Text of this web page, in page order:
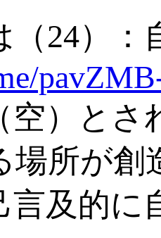
（24）
空）と
場所が創
言及的に